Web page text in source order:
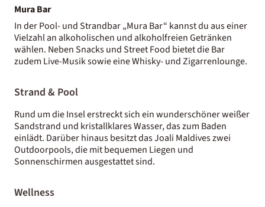
Mura Bar
In der Pool- und Strandbar „Mura Bar“ kannst du aus einer
Vielzahl an alkoholischen und alkoholfreien Getränken
wählen. Neben Snacks und Street Food bietet die Bar
zudem Live-Musik sowie eine Whisky- und Zigarrenlounge.
Strand & Pool
Rund um die Insel erstreckt sich ein wunderschöner weißer
Sandstrand und kristallklares Wasser, das zum Baden
einlädt. Darüber hinaus besitzt das Joali Maldives zwei
Outdoorpools, die mit bequemen Liegen und
Sonnenschirmen ausgestattet sind.
Wellness